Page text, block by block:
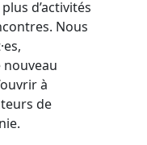
d’activités
Nous
nouveau
à
de